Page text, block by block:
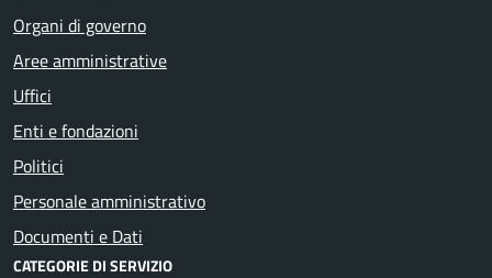
Organi di governo
Aree amministrative
Uffici
Enti e fondazioni
Politici
Personale amministrativo
Documenti e Dati
CATEGORIE DI SERVIZIO